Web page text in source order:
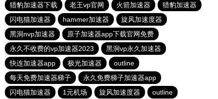
猎豹加速器下载
老王vp官网 火箭加速器
猎豹加速器
闪电猫加速器
hammer加速器
旋风加速度器
黑洞nvp加速器
原子加速器app下载官网免费
永久不收费的vp加速器2023
黑洞vp永久加速器
快连加速器app
极光加速器
outline
每天免费加速器梯子
永久免费梯子加速器app
闪电猫加速器
1元机场 旋风加速度器 outline